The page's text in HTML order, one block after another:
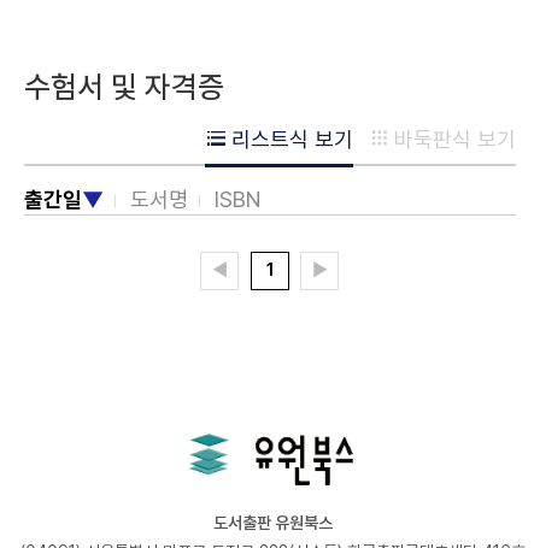
수험서 및 자격증
리스트식 보기 바둑판식 보기
출간일▼ 도서명 ISBN
◀ 1 ▶
도서출판 유원북스